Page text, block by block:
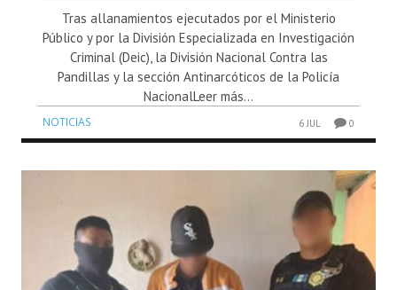
Tras allanamientos ejecutados por el Ministerio
Público y por la División Especializada en Investigación
Criminal (Deic), la División Nacional Contra las
Pandillas y la sección Antinarcóticos de la Policía
NacionalLeer más...
NOTICIAS 6 JUL 0